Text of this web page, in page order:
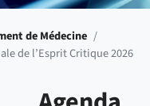
de Médecine /
de l’Esprit Critique 2026